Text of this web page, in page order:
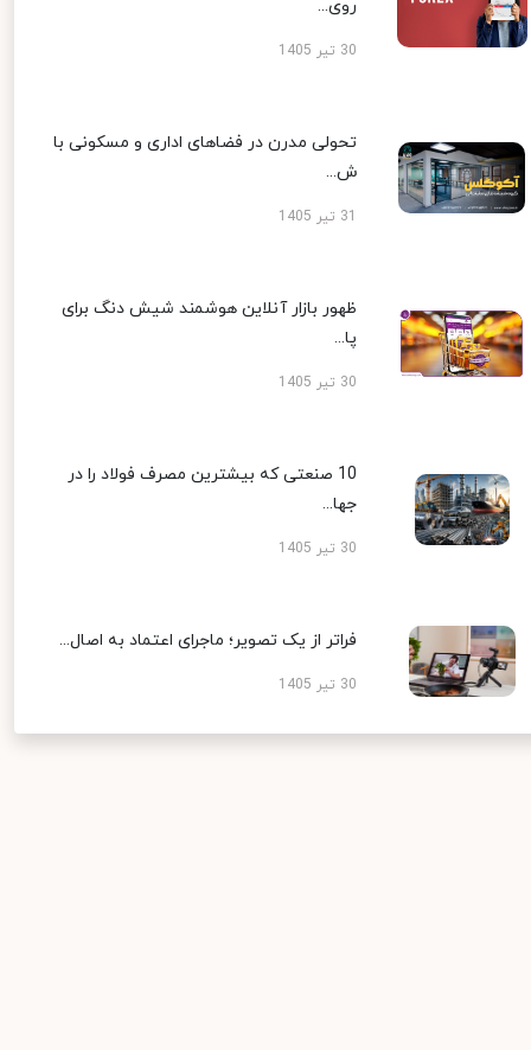
روی...
30 تیر 1405
تحولی مدرن در فضاهای اداری و مسکونی با
ش...
ظهور بازار آنلاین هوشمند شیش دنگ برای
پا...
30 تیر 1405
10 صنعتی که بیشترین مصرف فولاد را در
جها...
30 تیر 1405
فراتر از یک تصویر؛ ماجرای اعتماد به اصال...
30 تیر 1405